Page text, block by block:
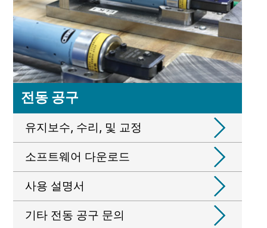
전동 공구
유지보수, 수리, 및 교정
소프트웨어 다운로드
사용 설명서
기타 전동 공구 문의